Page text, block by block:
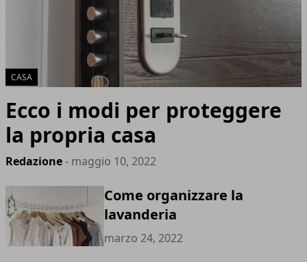
CASA
Ecco i modi per proteggere
la propria casa
Redazione- maggio 10, 2022
Come organizzare la
lavanderia
marzo 24, 2022